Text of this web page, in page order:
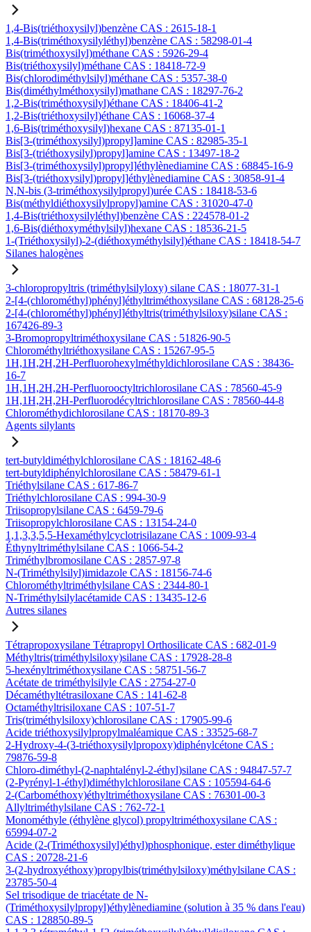
1,4-Bis(triéthoxysilyl)benzène CAS : 2615-18-1
1,4-Bis(triméthoxysilyléthyl)benzène CAS : 58298-01-4
Bis(triméthoxysilyl)méthane CAS : 5926-29-4
Bis(triéthoxysilyl)méthane CAS : 18418-72-9
Bis(chlorodiméthylsilyl)méthane CAS : 5357-38-0
Bis(diméthylméthoxysilyl)mathane CAS : 18297-76-2
1,2-Bis(triméthoxysilyl)éthane CAS : 18406-41-2
1,2-Bis(triéthoxysilyl)éthane CAS : 16068-37-4
1,6-Bis(triméthoxysilyl)hexane CAS : 87135-01-1
Bis[3-(triméthoxysilyl)propyl]amine CAS : 82985-35-1
Bis[3-(triéthoxysilyl)propyl]amine CAS : 13497-18-2
Bis[3-(triméthoxysilyl)propyl]éthylènediamine CAS : 68845-16-9
Bis[3-(triéthoxysilyl)propyl]éthylènediamine CAS : 30858-91-4
N,N-bis (3-triméthoxysilylpropyl)urée CAS : 18418-53-6
Bis(méthyldiéthoxysilylpropyl)amine CAS : 31020-47-0
1,4-Bis(triéthoxysilyléthyl)benzène CAS : 224578-01-2
1,6-Bis(diéthoxyméthylsilyl)hexane CAS : 18536-21-5
1-(Triéthoxysilyl)-2-(diéthoxyméthylsilyl)éthane CAS : 18418-54-7
Silanes halogènes
3-chloropropyltris (triméthylsilyloxy) silane CAS : 18077-31-1
2-[4-(chlorométhyl)phényl]éthyltriméthoxysilane CAS : 68128-25-6
2-[4-(chlorométhyl)phényl]éthyltris(triméthylsiloxy)silane CAS :
167426-89-3
3-Bromopropyltriméthoxysilane CAS : 51826-90-5
Chlorométhyltriéthoxysilane CAS : 15267-95-5
1H,1H,2H,2H-Perfluorohexylméthyldichlorosilane CAS : 38436-
16-7
1H,1H,2H,2H-Perfluorooctyltrichlorosilane CAS : 78560-45-9
1H,1H,2H,2H-Perfluorodécyltrichlorosilane CAS : 78560-44-8
Chlorométhydichlorosilane CAS : 18170-89-3
Agents silylants
tert-butyldiméthylchlorosilane CAS : 18162-48-6
tert-butyldiphénylchlorosilane CAS : 58479-61-1
Triéthylsilane CAS : 617-86-7
Triéthylchlorosilane CAS : 994-30-9
Triisopropylsilane CAS : 6459-79-6
Triisopropylchlorosilane CAS : 13154-24-0
1,1,3,3,5,5-Hexaméthylcyclotrisilazane CAS : 1009-93-4
Éthynyltriméthylsilane CAS : 1066-54-2
Triméthylbromosilane CAS : 2857-97-8
N-(Triméthylsilyl)imidazole CAS : 18156-74-6
Chlorométhyltriméthylsilane CAS : 2344-80-1
N-Triméthylsilylacétamide CAS : 13435-12-6
Autres silanes
Tétrapropoxysilane Tétrapropyl Orthosilicate CAS : 682-01-9
Méthyltris(triméthylsiloxy)silane CAS : 17928-28-8
5-hexényltriméthoxysilane CAS : 58751-56-7
Acétate de triméthylsilyle CAS : 2754-27-0
Décaméthyltétrasiloxane CAS : 141-62-8
Octaméthyltrisiloxane CAS : 107-51-7
Tris(triméthylsiloxy)chlorosilane CAS : 17905-99-6
Acide triéthoxysilylpropylmaléamique CAS : 33525-68-7
2-Hydroxy-4-(3-triéthoxysilylpropoxy)diphénylcétone CAS :
79876-59-8
Chloro-diméthyl-(2-naphtalényl-2-éthyl)silane CAS : 94847-57-7
(2-Pyrényl-1-éthyl)diméthylchlorosilane CAS : 105594-64-6
2-(Carbométhoxy)éthyltriméthoxysilane CAS : 76301-00-3
Allyltriméthylsilane CAS : 762-72-1
Monométhyle (éthylène glycol) propyltriméthoxysilane CAS :
65994-07-2
Acide (2-(Triméthoxysilyl)éthyl)phosphonique, ester diméthylique
CAS : 20728-21-6
3-(2-hydroxyéthoxy)propylbis(triméthylsiloxy)méthylsilane CAS :
23785-50-4
Sel trisodique de triacétate de N-
(Triméthoxysilylpropyl)éthylènediamine (solution à 35 % dans l'eau)
CAS : 128850-89-5